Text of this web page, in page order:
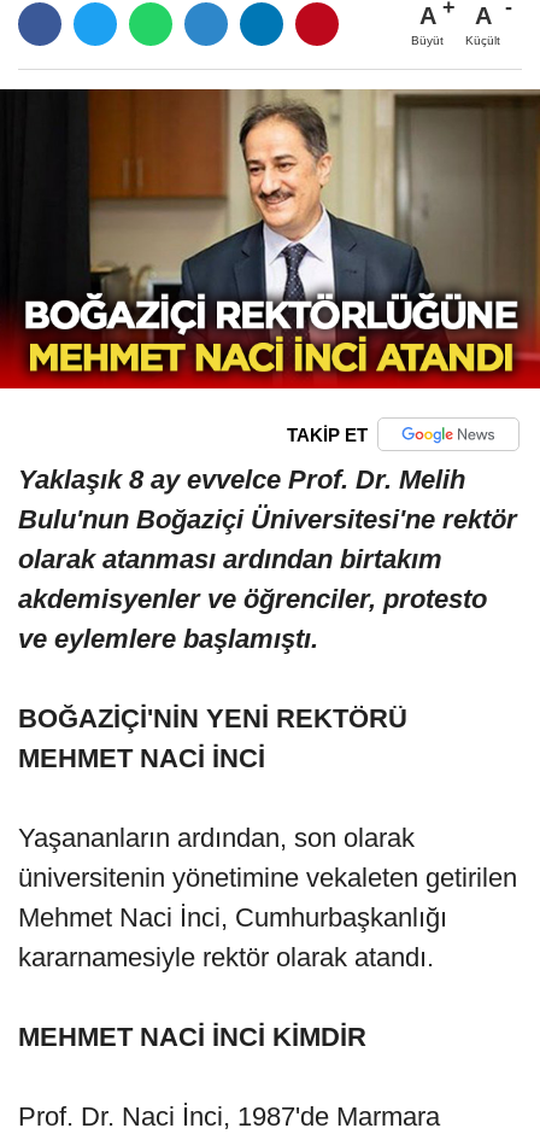
A
Büyüt
A
Küçült
TAKİP ET
Yaklaşık 8 ay evvelce Prof. Dr. Melih
Bulu'nun Boğaziçi Üniversitesi'ne rektör
olarak atanması ardından birtakım
akdemisyenler ve öğrenciler, protesto
ve eylemlere başlamıştı.
BOĞAZİÇİ'NİN YENİ REKTÖRÜ
MEHMET NACİ İNCİ
Yaşananların ardından, son olarak
üniversitenin yönetimine vekaleten getirilen
Mehmet Naci İnci, Cumhurbaşkanlığı
kararnamesiyle rektör olarak atandı.
MEHMET NACİ İNCİ KİMDİR
Prof. Dr. Naci İnci, 1987'de Marmara